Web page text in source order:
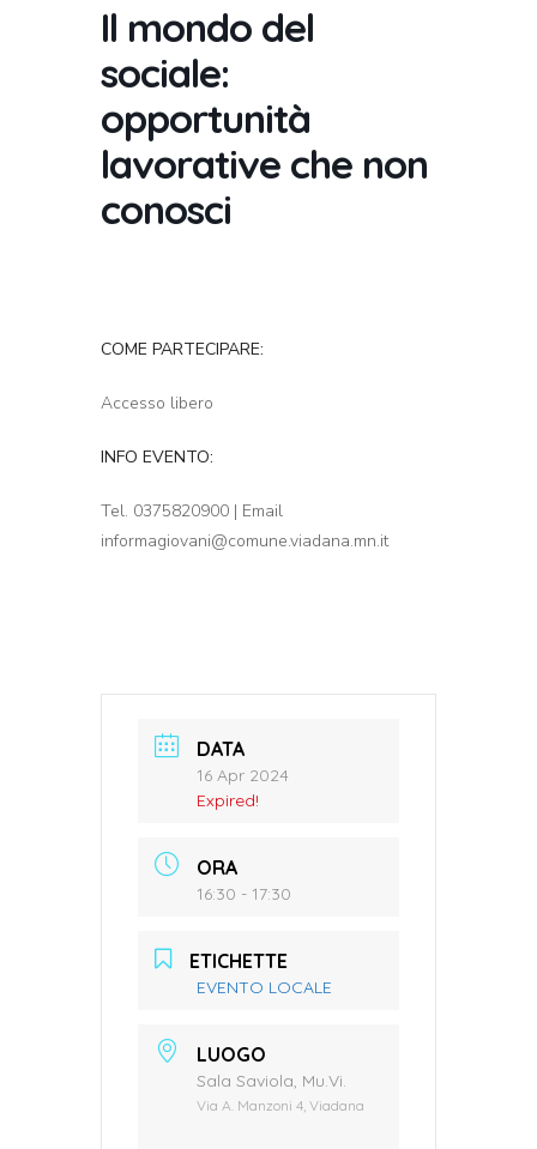
Il mondo del
sociale:
opportunità
lavorative che non
conosci
COME PARTECIPARE:
Accesso libero
INFO EVENTO:
Tel. 0375820900 | Email
informagiovani@comune.viadana.mn.it
DATA
16 Apr 2024
Expired!
ORA
16:30 - 17:30
ETICHETTE
EVENTO LOCALE
LUOGO
Sala Saviola, Mu.Vi.
Via A. Manzoni 4, Viadana